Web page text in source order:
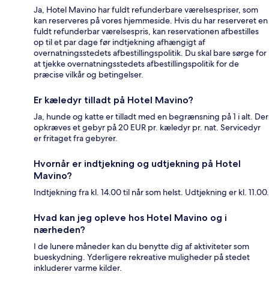
Ja, Hotel Mavino har fuldt refunderbare værelsespriser, som
kan reserveres på vores hjemmeside. Hvis du har reserveret en
fuldt refunderbar værelsespris, kan reservationen afbestilles
op til et par dage før indtjekning afhængigt af
overnatningsstedets afbestillingspolitik. Du skal bare sørge for
at tjekke overnatningsstedets afbestillingspolitik for de
præcise vilkår og betingelser.
Er kæledyr tilladt på Hotel Mavino?
Ja, hunde og katte er tilladt med en begrænsning på 1 i alt. Der
opkræves et gebyr på 20 EUR pr. kæledyr pr. nat. Servicedyr
er fritaget fra gebyrer.
Hvornår er indtjekning og udtjekning på Hotel
Mavino?
Indtjekning fra kl. 14.00 til når som helst. Udtjekning er kl. 11.00.
Hvad kan jeg opleve hos Hotel Mavino og i
nærheden?
I de lunere måneder kan du benytte dig af aktiviteter som
bueskydning. Yderligere rekreative muligheder på stedet
inkluderer varme kilder.